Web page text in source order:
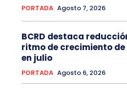
PORTADA Agosto 7, 2026
BCRD destaca
ritmo de crecimiento
en julio
PORTADA Agosto 6, 2026